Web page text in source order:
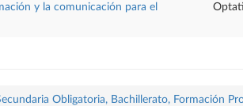
y la comunicación para el
Obligatoria, Bachillerato, Formación